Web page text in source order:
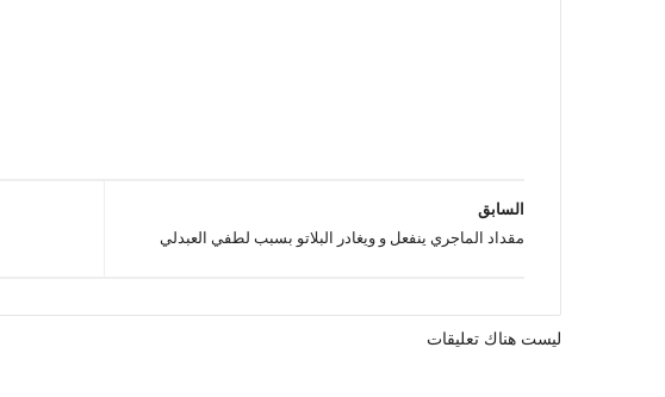
السابق
مقداد الماجري ينفعل و ويغادر البلاتو بسبب لطفي العبدلي
ليست هناك تعليقات